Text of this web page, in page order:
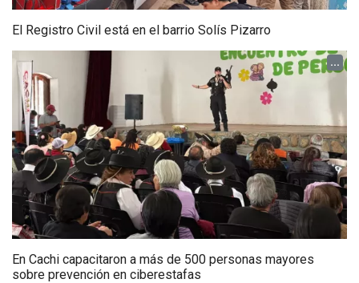
El Registro Civil está en el barrio Solís Pizarro
...
En Cachi capacitaron a más de 500 personas mayores
sobre prevención en ciberestafas